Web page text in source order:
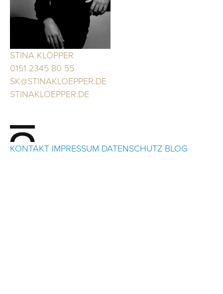
STINA KLÖPPER
0151 2345 80 55
SK@STINAKLOEPPER.DE
STINAKLOEPPER.DE
KONTAKT IMPRESSUM DATENSCHUTZ BLOG